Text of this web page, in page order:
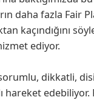
daha fazla
kaçındığını
ediyor.
dikkatli,
edebiliyor.